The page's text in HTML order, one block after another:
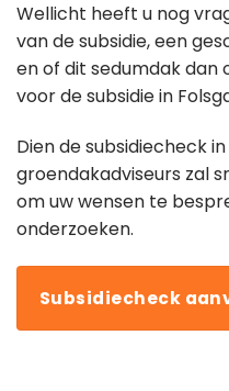
Wellicht heeft u nog
van de subsidie, een
en of dit sedumdak dan
voor de subsidie in
Dien de subsidiecheck
groendakadviseurs zal
om uw wensen te
onderzoeken.
Subsidiecheck